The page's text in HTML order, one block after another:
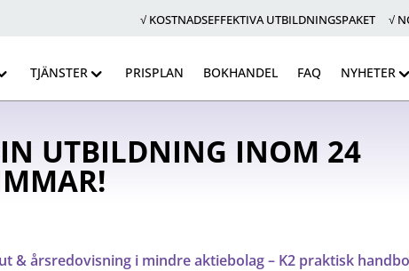
√ KOSTNADSEFFEKTIVA UTBILDNINGSPAKET √
TJÄNSTER PRISPLAN BOKHANDEL FAQ NYHETER
UTBILDNING INOM 24
& årsredovisning i mindre aktiebolag – K2 praktisk